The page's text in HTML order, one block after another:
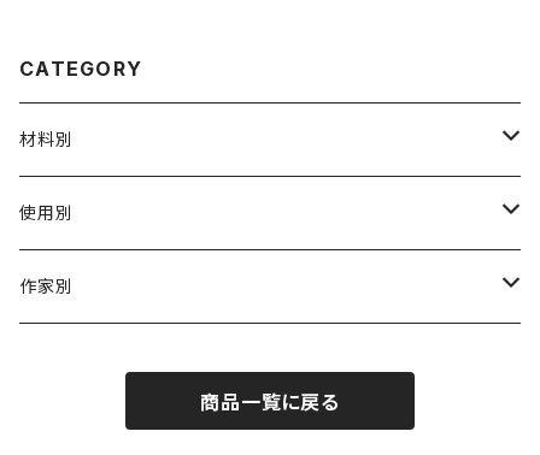
CATEGORY
材料別
陶磁器
ガラス
使用別
茶壺 急须 土瓶
作家別
商品一覧に戻る